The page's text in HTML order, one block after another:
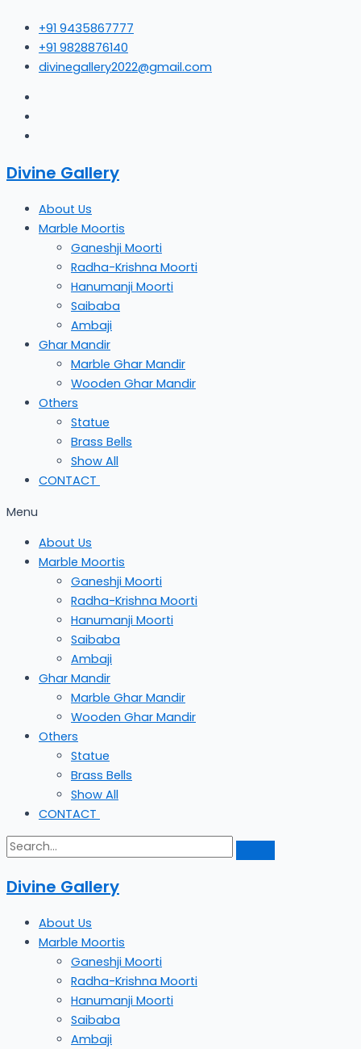
content
+91 9435867777
+91 9828876140
divinegallery2022@gmail.com
Divine Gallery
About Us
Marble Moortis
Ganeshji Moorti
Radha-Krishna Moorti
Hanumanji Moorti
Saibaba
Ambaji
Ghar Mandir
Marble Ghar Mandir
Wooden Ghar Mandir
Others
Statue
Brass Bells
Show All
CONTACT
Menu
About Us
Marble Moortis
Ganeshji Moorti
Radha-Krishna Moorti
Hanumanji Moorti
Saibaba
Ambaji
Ghar Mandir
Marble Ghar Mandir
Wooden Ghar Mandir
Others
Statue
Brass Bells
Show All
CONTACT
Divine Gallery
About Us
Marble Moortis
Ganeshji Moorti
Radha-Krishna Moorti
Hanumanji Moorti
Saibaba
Ambaji